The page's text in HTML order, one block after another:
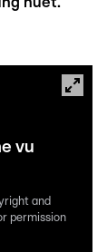
vu
and
permission